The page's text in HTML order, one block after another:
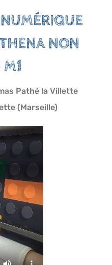
NON
M1
Pathé la Villette
(Marseille)